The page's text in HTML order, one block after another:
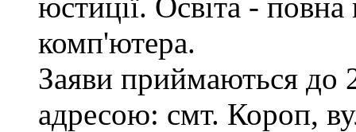
комп'ютера.
Заяви приймаються до
адресою: смт. Короп,